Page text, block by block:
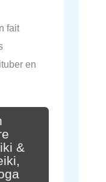
fait
en
&